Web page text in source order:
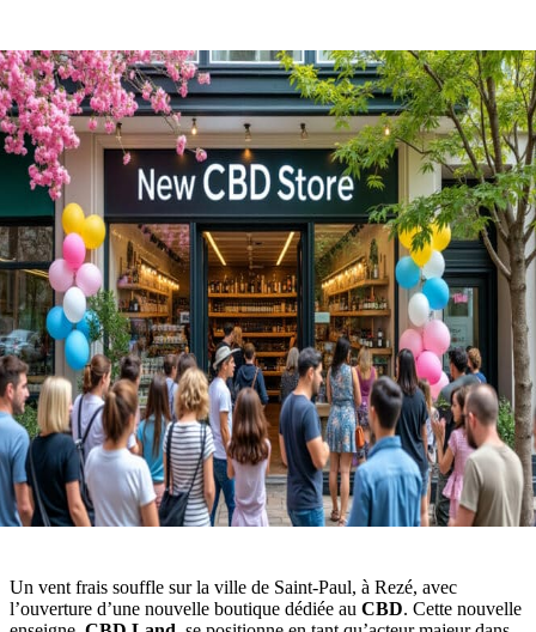
Un vent frais souffle sur la ville de Saint-Paul, à Rezé, avec
l’ouverture d’une nouvelle boutique dédiée au CBD. Cette nouvelle